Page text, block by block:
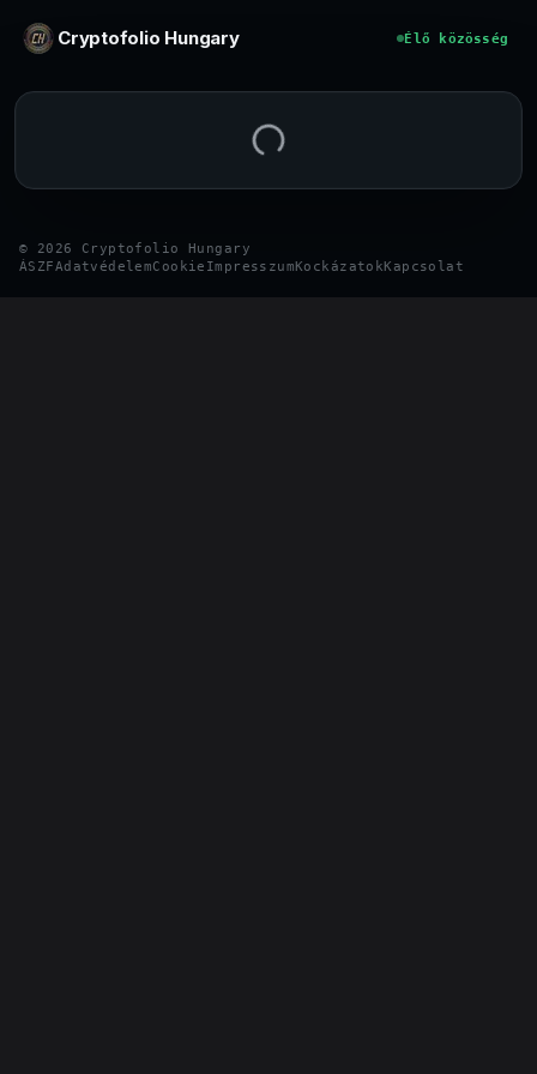
Cryptofolio Hungary Élő közösség
© 2026
Cryptofolio Hungary
ÁSZFAdatvédelemCookie ImpresszumKockázatokKapcsolat